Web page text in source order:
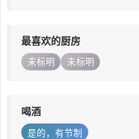
最喜欢的厨房
未标明 未标明
喝酒
是的，有节制